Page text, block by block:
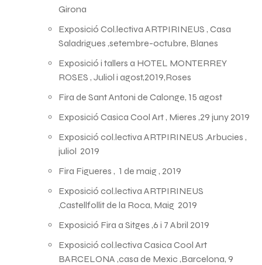
Girona
Exposició Col.lectiva ARTPIRINEUS , Casa
Saladrigues ,setembre-octubre, Blanes
Exposició i tallers a HOTEL MONTERREY
ROSES , Juliol i agost,2019,Roses
Fira de Sant Antoni de Calonge, 15 agost
Exposició Casica Cool Art , Mieres ,29 juny 2019
Exposició col.lectiva ARTPIRINEUS ,Arbucies ,
juliol 2019
Fira Figueres , 1 de maig , 2019
Exposició col.lectiva ARTPIRINEUS
,Castellfollit de la Roca, Maig 2019
Exposició Fira a Sitges ,6 i 7 Abril 2019
Exposició col.lectiva Casica Cool Art
BARCELONA ,casa de Mexic ,Barcelona, 9